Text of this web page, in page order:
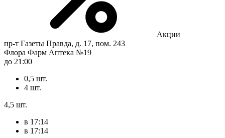
Акции
пр-т Газеты Правда, д. 17, пом. 243
Флора Фарм Аптека №19
до 21:00
0,5 шт.
4 шт.
4,5 шт.
в 17:14
в 17:14